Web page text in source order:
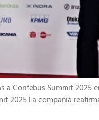
a Confebus Summit 2025
2025 ​La compañía